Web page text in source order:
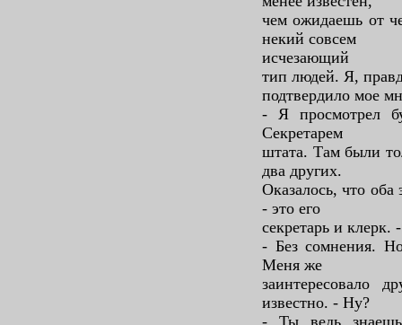
чем ожидаешь от
некий совсем
исчезающий
тип людей. Я,
подтвердило мое
- Я просмотрел
Секретарем
штата. Там были
два других.
Оказалось, что оба
- это его
секретарь и клерк.
- Без сомнения.
Меня же
заинтересовало
известно. - Ну?
- Ты ведь